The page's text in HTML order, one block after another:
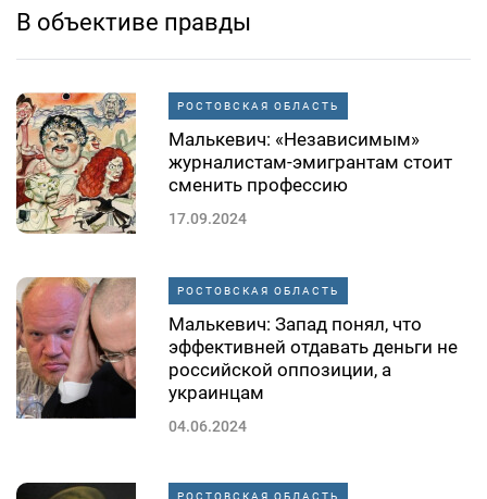
В объективе правды
РОСТОВСКАЯ ОБЛАСТЬ
Малькевич: «Независимым»
журналистам-эмигрантам стоит
сменить профессию
17.09.2024
РОСТОВСКАЯ ОБЛАСТЬ
Малькевич: Запад понял, что
эффективней отдавать деньги не
российской оппозиции, а
украинцам
04.06.2024